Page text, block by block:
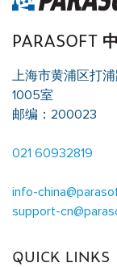
PARASOFT
上海市黄浦区打
1005室
邮编：200023
021 60932819
info-
support-
QUICK LINKS